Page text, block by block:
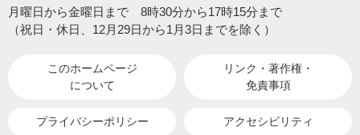
月曜日から金曜日まで 8時30分から17時15分まで
（祝日・休日、12月29日から1月3日までを除く）
このホームページ
について
リンク・著作権・
免責事項
プライバシーポリシー アクセシビリティ